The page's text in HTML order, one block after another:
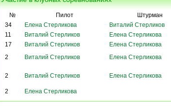
№ Пилот Штурман
34
Елена Стерликова Виталий Стерликов
11
Виталий Стерликов Елена Стерликова
17
Виталий Стерликов Елена Стерликова
2
Виталий Стерликов Елена Стерликова
2 Виталий Стерликов Елена Стерликова
2 Елена Стерликова